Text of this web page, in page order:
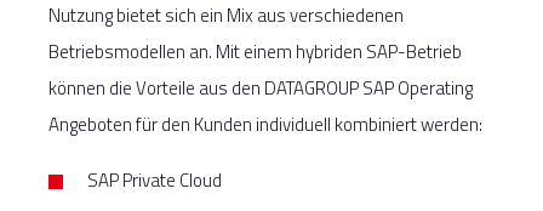
Nutzung bietet sich ein Mix aus verschiedenen
Betriebsmodellen an. Mit einem hybriden SAP-Betrieb
können die Vorteile aus den DATAGROUP SAP Operating
Angeboten für den Kunden individuell kombiniert werden:
SAP Private Cloud